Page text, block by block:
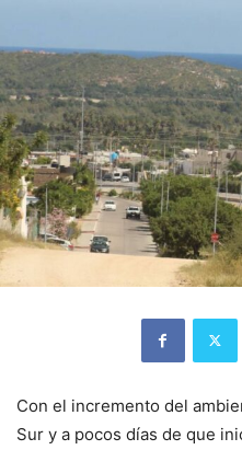
Con el incremento del
Sur y a pocos días de que